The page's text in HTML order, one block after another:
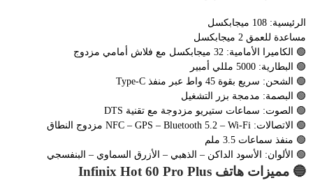
الرئيسية: 108 ميجابكسل
مساعدة للعمق 2 ميجابكسل
🟢 الكاميرا الأمامية: 32 ميجابكسل مع فلاش أمامي مزدوج
🟢 البطارية: 5000 مللي أمبير
🟢 الشحن: سريع بقوة 45 واط عبر منفذ Type-C
🟢 البصمة: مدمجة بزر التشغيل
🟢 الصوت: سماعات ستيريو مزدوجة مع تقنية DTS
🟢 الاتصالات: NFC – GPS – Bluetooth 5.2 – Wi-Fi مزدوج النطاق
🟢 منفذ سماعات 3.5 ملم
🟢 الألوان: الأسود الداكن – الذهبي – الأزرق السماوي – البنفسجي
🔵 مميزات هاتف Infinix Hot 60 Pro Plus